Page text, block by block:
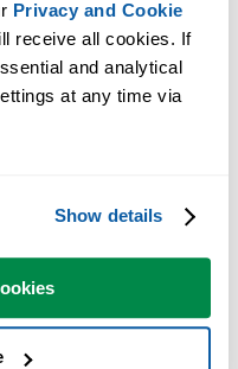
Privacy and Cookie
receive all cookies. If
and analytical
at any time via
Show details